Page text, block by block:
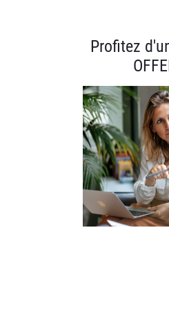
Profitez